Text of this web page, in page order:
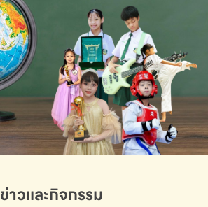
ข่าวและกิจกรรม